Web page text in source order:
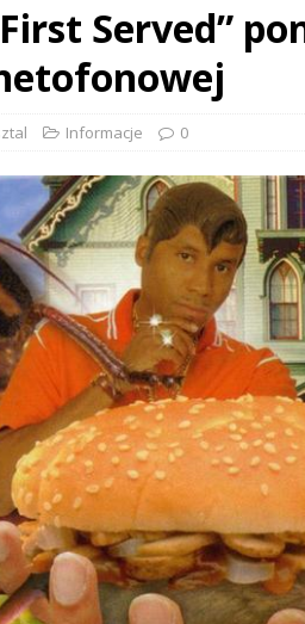
Served”
Informacje 0
Nie bał
śmierci